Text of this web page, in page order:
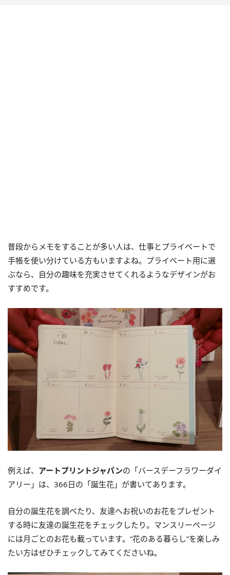
普段からメモをすることが多い人は、仕事とプライベートで
手帳を使い分けている方もいますよね。プライベート用に選
ぶなら、自分の趣味を充実させてくれるようなデザインがお
すすめです。
例えば、 アートプリントジャパンの「バースデーフラワーダイ
アリー」は、366日の「誕生花」が書いてあります。
自分の誕生花を調べたり、友達へお祝いのお花をプレゼント
する時に友達の誕生花をチェックしたり。マンスリーページ
には月ごとのお花も載っています。“花のある暮らし”を楽しみ
たい方はぜひチェックしてみてくださいね。